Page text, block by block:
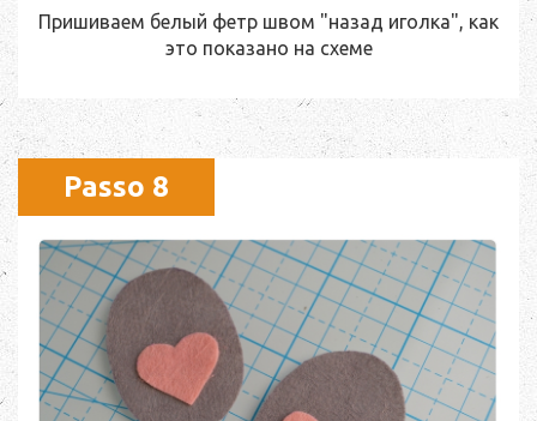
Пришиваем белый фетр швом "назад иголка", как
это показано на схеме
Passo 8